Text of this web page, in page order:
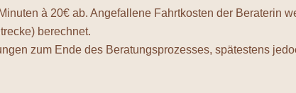
à 20€ ab. Angefallene Fahrtkosten der Beraterin
berechnet.
zum Ende des Beratungsprozesses, spätestens